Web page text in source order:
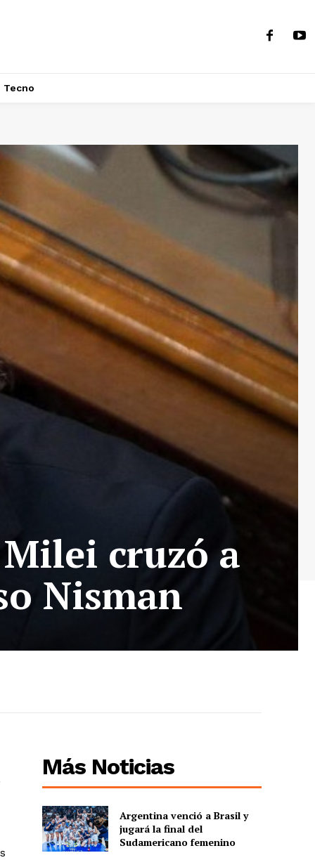
Tecno
cruzó a
Nisman
Más Noticias
Argentina venció a Brasil y
jugará la final del
Sudamericano femenino